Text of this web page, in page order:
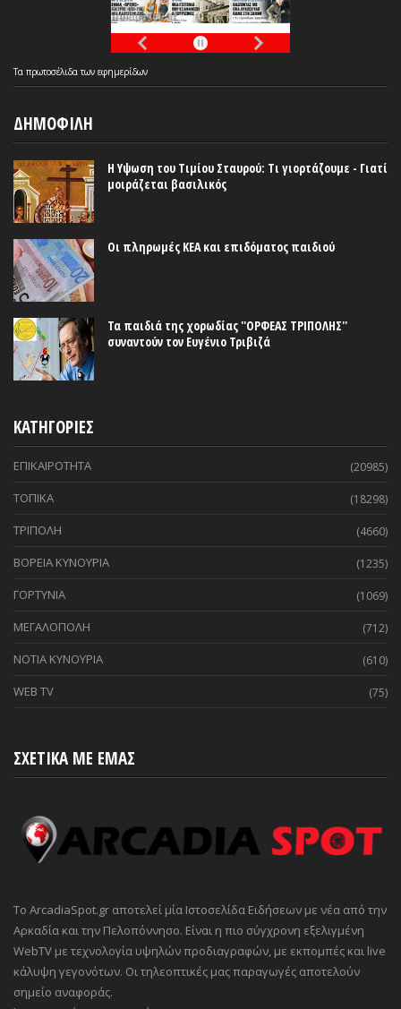
Τα πρωτοσέλιδατων εφημερίδων
ΔΗΜΟΦΙΛΗ
Η Υψωση του Τιμίου Σταυρού: Τι γιορτάζουμε - Γιατί
μοιράζεται βασιλικός
Οι πληρωμές ΚΕΑ και επιδόματος παιδιού
Τα παιδιά της χορωδίας ''ΟΡΦΕΑΣ ΤΡΙΠΟΛΗΣ''
συναντούν τον Ευγένιο Τριβιζά
ΚΑΤΗΓΟΡΙΕΣ
ΕΠΙΚΑΙΡΟΤΗΤΑ (20985)
ΤΟΠΙΚΑ (18298)
ΤΡΙΠΟΛΗ (4660)
ΒΟΡΕΙΑ ΚΥΝΟΥΡΙΑ (1235)
ΓΟΡΤΥΝΙΑ (1069)
ΜΕΓΑΛΟΠΟΛΗ (712)
ΝΟΤΙΑ ΚΥΝΟΥΡΙΑ (610)
WEB TV (75)
ΣΧΕΤΙΚΑ ΜΕ ΕΜΑΣ
Το ArcadiaSpot.gr αποτελεί μία Ιστοσελίδα Ειδήσεων με νέα από την
Αρκαδία και την Πελοπόννησο. Είναι η πιο σύγχρονη εξελιγμένη
WebTV με τεχνολογία υψηλών προδιαγραφών, με εκπομπές και live
κάλυψη γεγονότων. Οι τηλεοπτικές μας παραγωγές αποτελούν
σημείο αναφοράς.